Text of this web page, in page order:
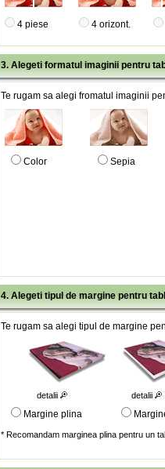
4 piese 4 orizont.
3. Alegeti formatul imaginii pentru
Te rugam sa alegi fromatul imaginii
Color Sepia
4. Alegeti tipul de margine pentru
Te rugam sa alegi tipul de margine
detalii detalii
Margine plina
* Recomandam marginea plina pentru un